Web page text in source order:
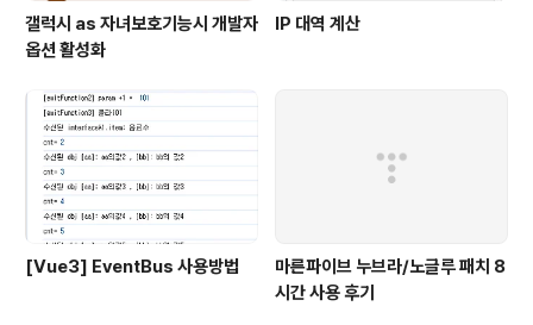
갤럭시 as 자녀보호기능시 개발자
옵션 활성화
IP 대역 계산
[Vue3] EventBus 사용방법
마른파이브 누브라/노글루 패치 8
시간 사용 후기